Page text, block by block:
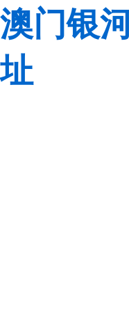
澳门银
址